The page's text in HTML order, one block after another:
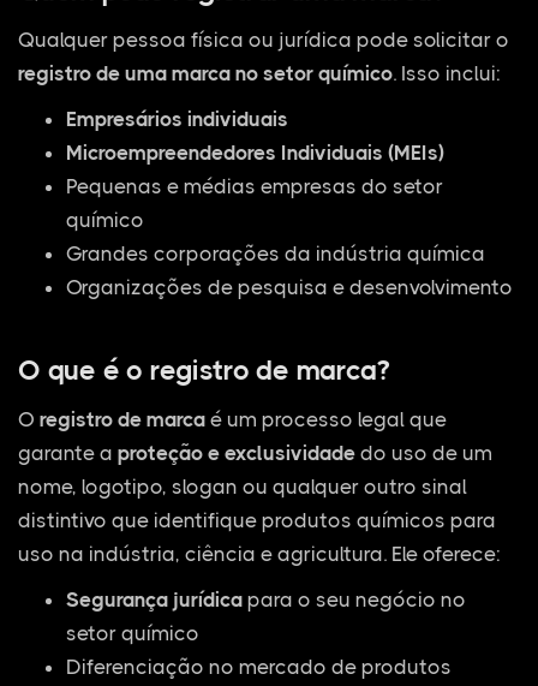
Qualquer pessoa física ou jurídica pode solicitar o
registro de uma marca no setor químico. Isso inclui:
Empresários individuais
Microempreendedores Individuais (MEIs)
Pequenas e médias empresas do setor
químico
Grandes corporações da indústria química
Organizações de pesquisa e desenvolvimento
O que é o registro de marca?
O registro de marca é um processo legal que
garante a proteção e exclusividade do uso de um
nome, logotipo, slogan ou qualquer outro sinal
distintivo que identifique produtos químicos para
uso na indústria, ciência e agricultura. Ele oferece:
Segurança jurídica para o seu negócio no
setor químico
Diferenciação no mercado de produtos